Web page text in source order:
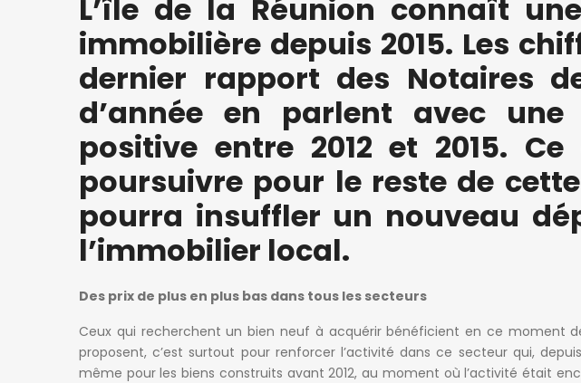
L’île de la Réunion connaît
immobilière depuis 2015. Les
dernier rapport des Notaires
d’année en parlent avec
positive entre 2012 et 2015.
poursuivre pour le reste de
pourra insuffler un nouveau
l’immobilier local.
Des prix de plus en plus bas dans tous les secteurs
Ceux qui recherchent un bien neuf à acquérir bénéficient en ce moment
proposent, c’est surtout pour renforcer l’activité dans ce secteur qui,
même pour les biens construits avant 2012, au moment où l’activité était